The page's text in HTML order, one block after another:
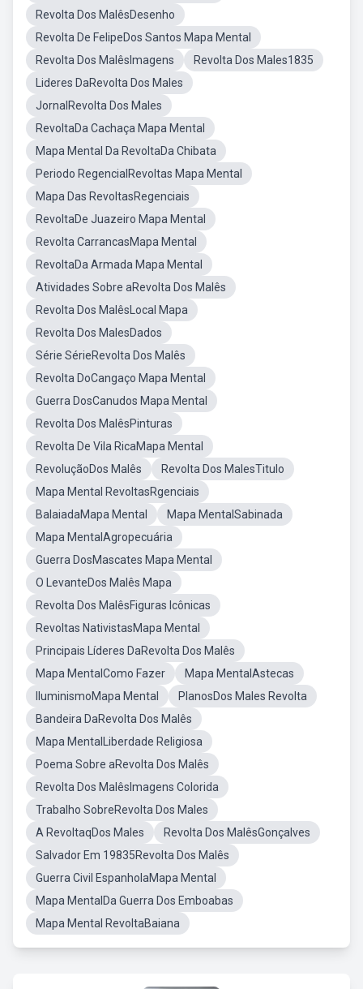
Revolta Dos MalêsDesenho
Revolta De FelipeDos Santos Mapa Mental
Revolta Dos MalêsImagens
Revolta Dos Males1835
Lideres DaRevolta Dos Males
JornalRevolta Dos Males
RevoltaDa Cachaça Mapa Mental
Mapa Mental Da RevoltaDa Chibata
Periodo RegencialRevoltas Mapa Mental
Mapa Das RevoltasRegenciais
RevoltaDe Juazeiro Mapa Mental
Revolta CarrancasMapa Mental
RevoltaDa Armada Mapa Mental
Atividades Sobre aRevolta Dos Malês
Revolta Dos MalêsLocal Mapa
Revolta Dos MalesDados
Série SérieRevolta Dos Malês
Revolta DoCangaço Mapa Mental
Guerra DosCanudos Mapa Mental
Revolta Dos MalêsPinturas
Revolta De Vila RicaMapa Mental
RevoluçãoDos Malês
Revolta Dos MalesTitulo
Mapa Mental RevoltasRgenciais
BalaiadaMapa Mental
Mapa MentalSabinada
Mapa MentalAgropecuária
Guerra DosMascates Mapa Mental
O LevanteDos Malês Mapa
Revolta Dos MalêsFiguras Icônicas
Revoltas NativistasMapa Mental
Principais Líderes DaRevolta Dos Malês
Mapa MentalComo Fazer
Mapa MentalAstecas
IluminismoMapa Mental
PlanosDos Males Revolta
Bandeira DaRevolta Dos Malês
Mapa MentalLiberdade Religiosa
Poema Sobre aRevolta Dos Malês
Revolta Dos MalêsImagens Colorida
Trabalho SobreRevolta Dos Males
A RevoltaqDos Males
Revolta Dos MalêsGonçalves
Salvador Em 19835Revolta Dos Malês
Guerra Civil EspanholaMapa Mental
Mapa MentalDa Guerra Dos Emboabas
Mapa Mental RevoltaBaiana